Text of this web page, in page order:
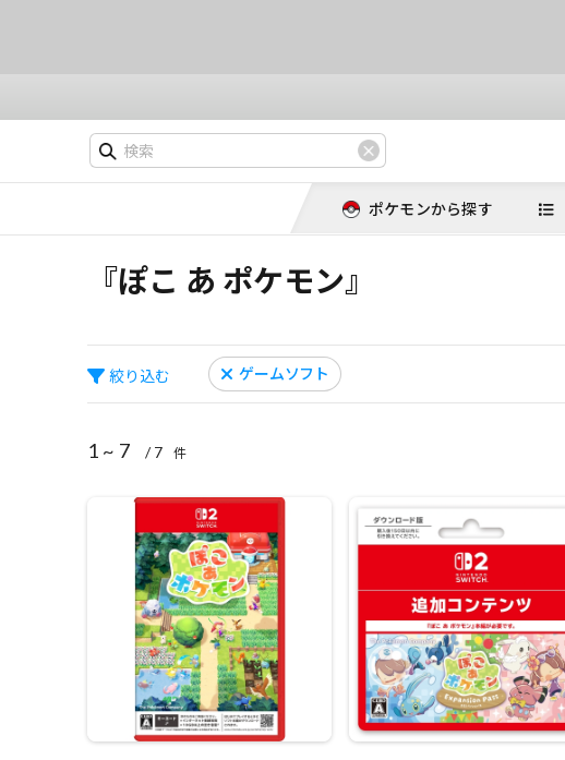
ポケモンから探す
『ぽこ あ ポケモン』
絞り込む ゲームソフト
1 ~ 7 / 7 件